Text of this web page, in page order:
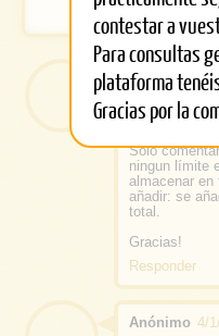
Anónimo 6/
Hola, me
Sólo
ningun límite
almacenar en
añadir: se
total.
Gracias!
Responder
Anónimo 4/
contestar a
Para consultas
plataforma
Gracias por la